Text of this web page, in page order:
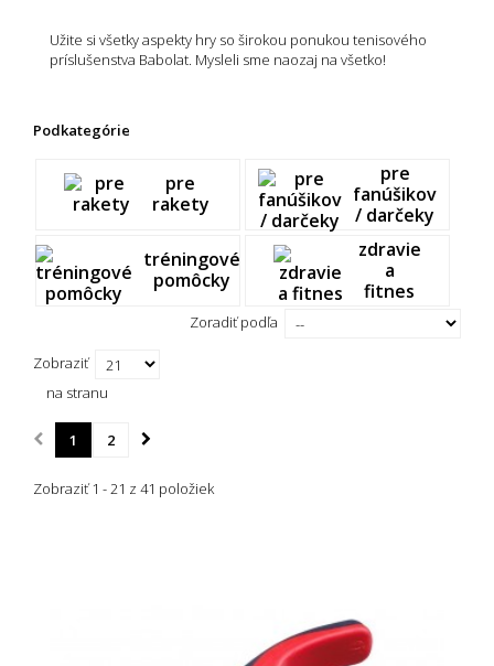
Užite si všetky aspekty hry so širokou ponukou tenisového
príslušenstva Babolat. Mysleli sme naozaj na všetko!
Podkategórie
pre
rakety
pre
fanúšikov
/ darčeky
tréningové
pomôcky
zdravie
a
fitnes
Zoradiť podľa
Zobraziť
na stranu
1 2
Zobraziť 1 - 21 z 41 položiek